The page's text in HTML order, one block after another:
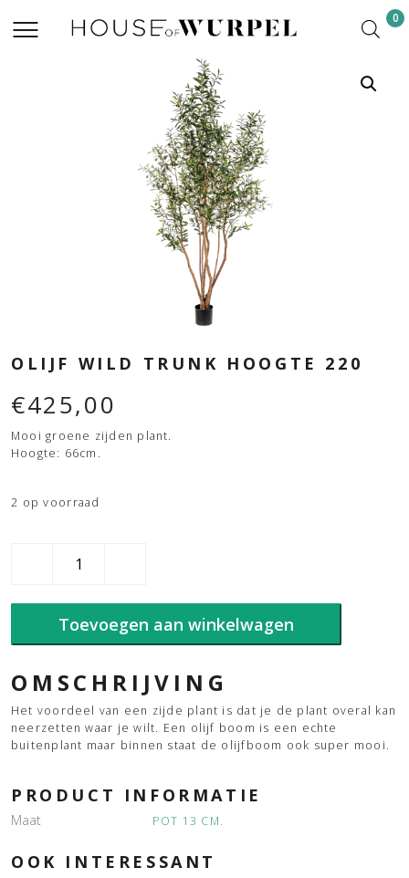
0
OLIJF WILD TRUNK HOOGTE 220
€425,00
Mooi groene zijden plant.
Hoogte: 66cm.
2 op voorraad
aantal
Toevoegen aan winkelwagen
OMSCHRIJVING
Het voordeel van een zijde plant is dat je de plant overal kan
neerzetten waar je wilt. Een olijf boom is een echte
buitenplant maar binnen staat de olijfboom ook super mooi.
PRODUCT INFORMATIE
Maat POT 13 CM.
OOK INTERESSANT